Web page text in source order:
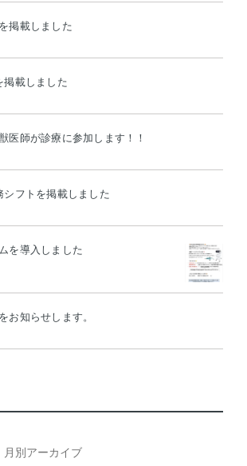
掲載しました
掲載しました
医師が診療に参加します！！
シフトを掲載しました
を導入しました
お知らせします。
月別アーカイブ